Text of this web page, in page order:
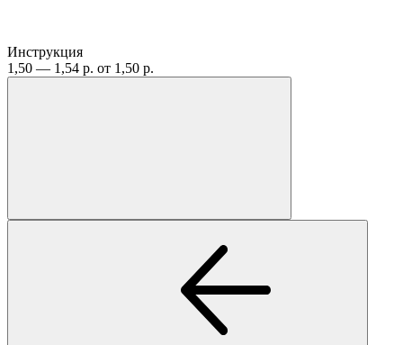
Инструкция
1,50 — 1,54 р. от 1,50 р.